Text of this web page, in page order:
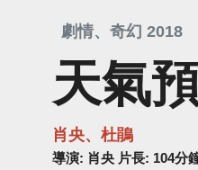
劇情、奇幻 2018
天氣
肖央、杜鵑
導演: 肖央 片長: 104分